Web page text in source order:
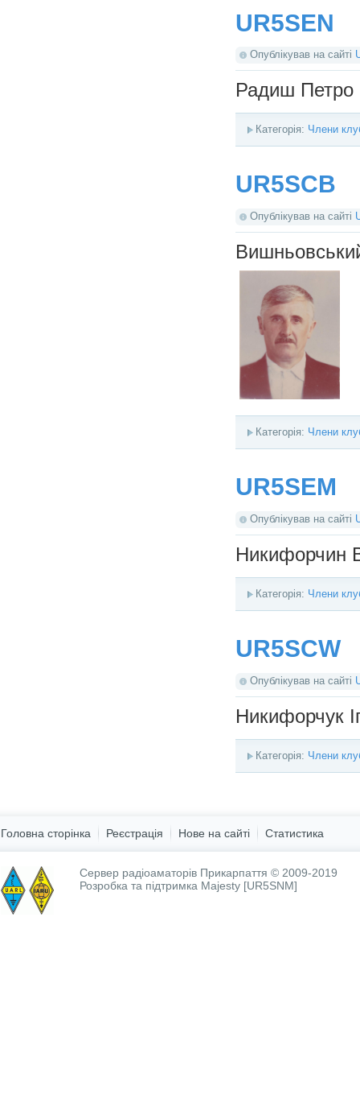
UR5SEN
Опублікував на сайті
Радиш Петро
Категорія: Члени
UR5SCB
Опублікував на сайті
Категорія: Члени
UR5SEM
Опублікував на сайті
Никифорчин
Категорія: Члени
UR5SCW
Опублікував на сайті
Никифорчук
Категорія: Члени
Головна сторінка Реєстрація Нове на сайті Статистика
Сервер радіоаматорів Прикарпаття © 2009-2019
Розробка та підтримка Majesty [UR5SNM]